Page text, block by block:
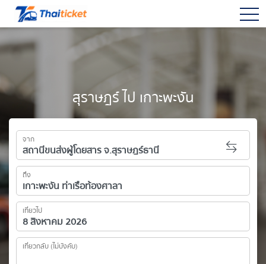
สุราษฎร์ ไป เกาะพะงัน
จาก
ถึง
เที่ยวไป
เที่ยวกลับ (ไม่บังคับ)